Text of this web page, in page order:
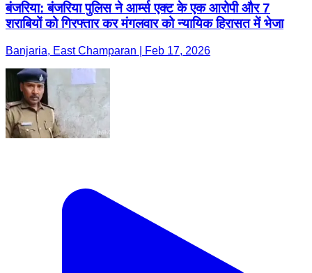
बंजरिया: बंजरिया पुलिस ने आर्म्स एक्ट के एक आरोपी और 7
शराबियों को गिरफ्तार कर मंगलवार को न्यायिक हिरासत में भेजा
Banjaria, East Champaran | Feb 17, 2026